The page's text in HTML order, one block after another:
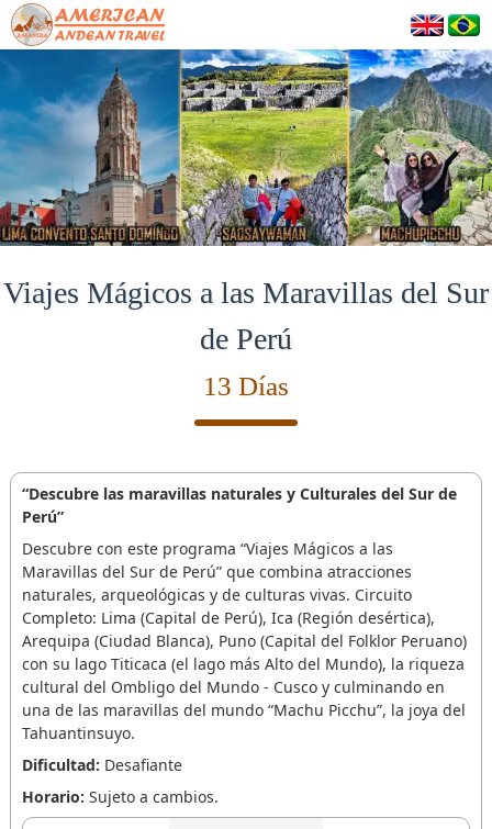
Viajes Mágicos a las Maravillas del Sur
de Perú
13 Días
“Descubre las maravillas naturales y Culturales del Sur de
Perú”
Descubre con este programa “Viajes Mágicos a las
Maravillas del Sur de Perú” que combina atracciones
naturales, arqueológicas y de culturas vivas. Circuito
Completo: Lima (Capital de Perú), Ica (Región desértica),
Arequipa (Ciudad Blanca), Puno (Capital del Folklor Peruano)
con su lago Titicaca (el lago más Alto del Mundo), la riqueza
cultural del Ombligo del Mundo - Cusco y culminando en
una de las maravillas del mundo “Machu Picchu”, la joya del
Tahuantinsuyo.
Dificultad: Desafiante
Horario: Sujeto a cambios.